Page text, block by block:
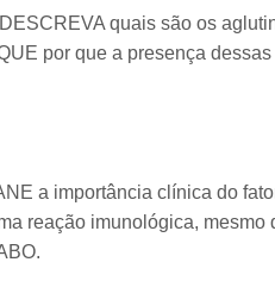
quais são os
por que a presença
a importância clínica do
reação imunológica, mesmo